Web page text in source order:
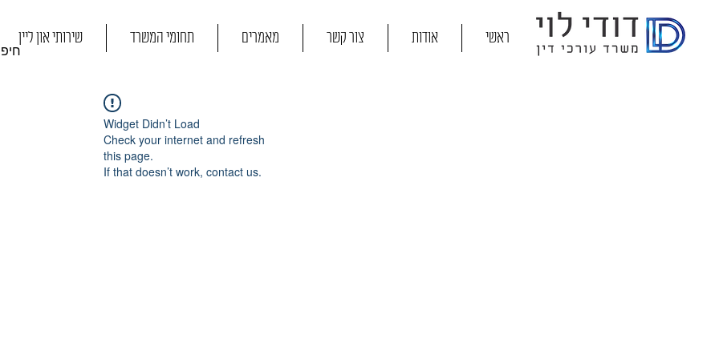
שירותי און ליין תחומי המשרד מאמרים צור קשר אודות ראשי
Widget Didn’t Load
Check your internet and refresh
this page.
If that doesn’t work, contact us.